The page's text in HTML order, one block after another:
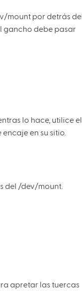
mount por detrás del
gancho debe pasar
lo hace, utilice el
en su sitio.
del /dev/mount.
apretar las tuercas